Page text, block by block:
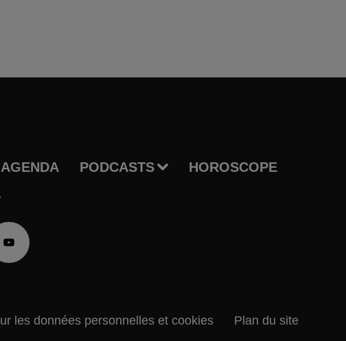
AGENDA PODCASTS HOROSCOPE
les données personnelles et cookies Plan du site